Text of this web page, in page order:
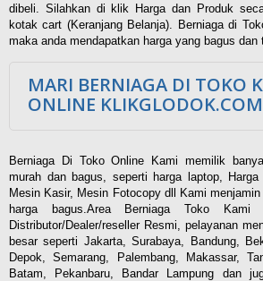
dibeli. Silahkan di klik Harga dan Produk
kotak cart (Keranjang Belanja). Berniaga di
maka anda mendapatkan harga yang bagus dan
MARI BERNIAGA DI TOKO
ONLINE KLIKGLODOK.COM
Berniaga Di Toko Online Kami memilik
murah dan bagus, seperti harga laptop, Harga
Mesin Kasir, Mesin Fotocopy dll Kami
harga bagus.Area Berniaga Toko Kami
Distributor/Dealer/reseller Resmi, pelayanan
besar seperti Jakarta, Surabaya, Bandung,
Depok, Semarang, Palembang, Makassar,
Batam, Pekanbaru, Bandar Lampung dan